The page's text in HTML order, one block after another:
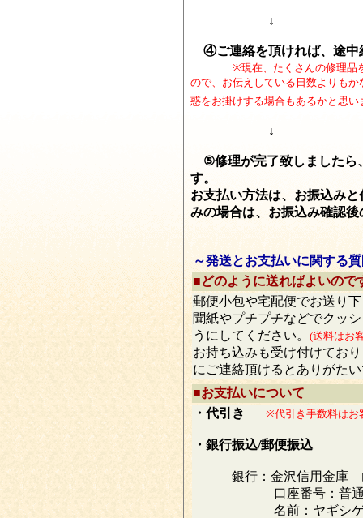
↓
④ご連絡を頂ければ、途中
※現在、たくさんの修理品を預
ので、お伝えしている日数よりも
惑をお掛けする場合もあるかと思
↓
⑤修理が完了致しましたら
す。
お支払い方法は、お振込み
みの場合は、お振込み確認
～発送とお支払いに関する
■どのように送ればよいので
郵便小包や宅配便でお送り
聞紙やプチプチなどでクッ
うにしてください。 (送料はお
お持ち込みも受け付けてお
にご連絡頂けるとありがた
■お支払いについて
・代引き
※代引き手数料はお
・銀行振込/郵便振込
銀行：金沢信用金庫
口座番号：普通
名前：ヤギシゲ